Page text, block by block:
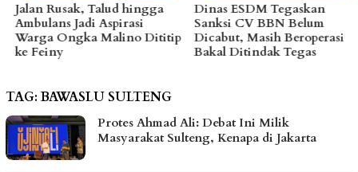
Jalan Rusak, Talud hingga
Ambulans Jadi Aspirasi
Warga Ongka Malino Dititip
ke Feiny
Dinas ESDM Tegaskan
Sanksi CV BBN Belum
Dicabut, Masih Beroperasi
Bakal Ditindak Tegas
TAG:BAWASLU SULTENG
Protes Ahmad Ali: Debat Ini Milik
Masyarakat Sulteng, Kenapa di Jakarta